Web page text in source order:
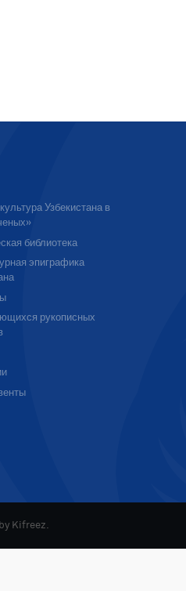
Узбекистана в
библиотека
эпиграфика
рукописных
Kifreez.